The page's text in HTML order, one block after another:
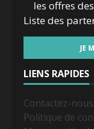
les offres
Liste des
LIENS RAPIDES
Contactez-nous
Politique de